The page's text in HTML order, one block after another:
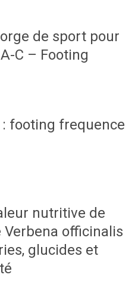
de sport pour
C – Footing
footing frequence
nutritive de
officinalis
glucides et